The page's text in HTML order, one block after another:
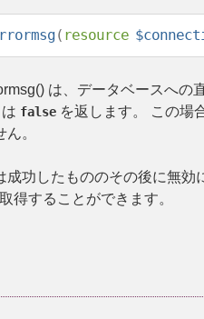
( resource
は、データベースへの
は false を返します。 この場
。
成功したもののその後に無効
得することができます。